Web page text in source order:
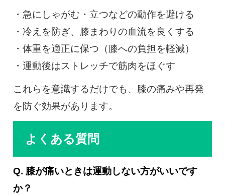
・急にしゃがむ・立つなどの動作を避ける
・冷えを防ぎ、膝まわりの血流を良くする
・体重を適正に保つ（膝への負担を軽減）
・運動後はストレッチで筋肉をほぐす
これらを意識するだけでも、膝の痛みや再発
を防ぐ効果があります。
よくある質問
Q. 膝が痛いときは運動しない方がいいです
か？